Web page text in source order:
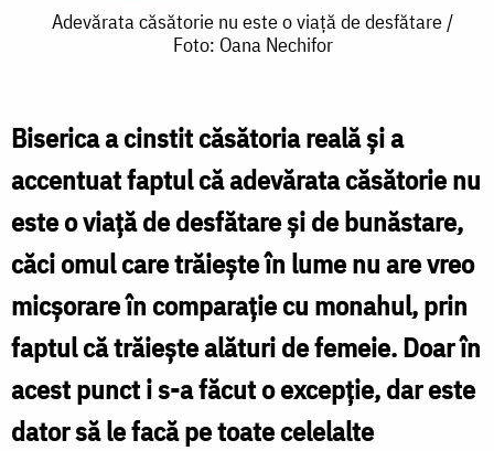
Adevărata
este
o
viață
de
desfătare
Foto:
Oana
Nechifor
Adevărata căsătorie nu este o viață de desfătare /
Foto: Oana Nechifor
Biserica a cinstit căsătoria reală şi a
accentuat faptul că adevărata căsătorie nu
este o viaţă de desfătare şi de bunăstare,
căci omul care trăieşte în lume nu are vreo
micşorare în comparaţie cu monahul, prin
faptul că trăieşte alături de femeie. Doar în
acest punct i s-a făcut o excepţie, dar este
dator să le facă pe toate celelalte